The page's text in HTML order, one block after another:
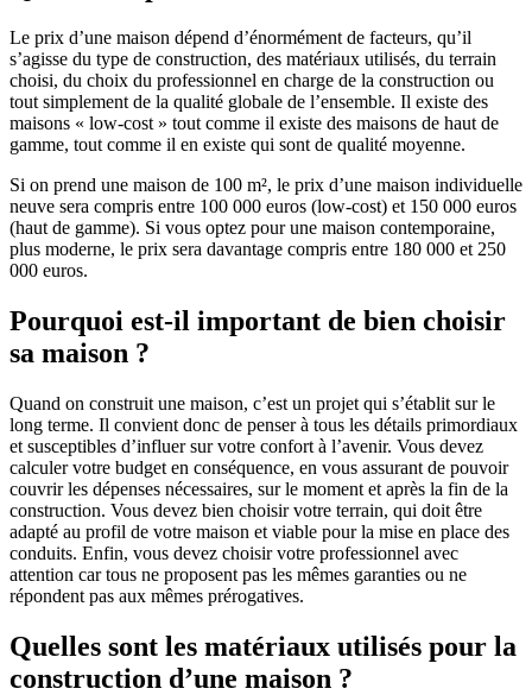
Le prix d’une maison dépend d’énormément de facteurs, qu’il
s’agisse du type de construction, des matériaux utilisés, du terrain
choisi, du choix du professionnel en charge de la construction ou
tout simplement de la qualité globale de l’ensemble. Il existe des
maisons « low-cost » tout comme il existe des maisons de haut de
gamme, tout comme il en existe qui sont de qualité moyenne.
Si on prend une maison de 100 m², le prix d’une maison individuelle
neuve sera compris entre 100 000 euros (low-cost) et 150 000 euros
(haut de gamme). Si vous optez pour une maison contemporaine,
plus moderne, le prix sera davantage compris entre 180 000 et 250
000 euros.
Pourquoi est-il important de bien choisir
sa maison ?
Quand on construit une maison, c’est un projet qui s’établit sur le
long terme. Il convient donc de penser à tous les détails primordiaux
et susceptibles d’influer sur votre confort à l’avenir. Vous devez
calculer votre budget en conséquence, en vous assurant de pouvoir
couvrir les dépenses nécessaires, sur le moment et après la fin de la
construction. Vous devez bien choisir votre terrain, qui doit être
adapté au profil de votre maison et viable pour la mise en place des
conduits. Enfin, vous devez choisir votre professionnel avec
attention car tous ne proposent pas les mêmes garanties ou ne
répondent pas aux mêmes prérogatives.
Quelles sont les matériaux utilisés pour la
construction d’une maison ?